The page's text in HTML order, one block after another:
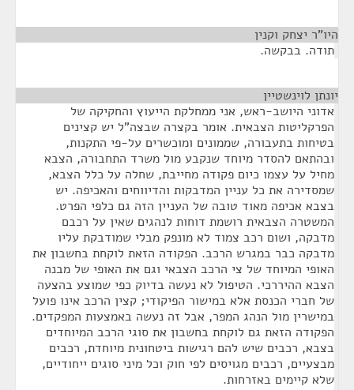
היו"ר יצחק וקנין
תודה. בבקשה.
יונתן לוינשטיין
אדוני היושב-ראש, אני ממחלקת הייעוץ והחקיקה של
הפרקליטות הצבאית. אומר בקצרה שבצה"ל יש קצינים
בטיחות בתעבורה, שממונים ומוכשרים על-פי התקנות,
ובהתאם להסדר מיוחד שנקבע מול משרד התחבורה, הצבא
מחיל על עצמו כיום פקודה מחייבת, שחלה על כלל הצבא,
שמסדירה את כל עניין המדבקות והדיווחים והאכיפה. יש
בצבא אכיפה מאוד טובה של העניין הזה גם כלפי הפרט.
המשטרה הצבאית רושמת דוחות לנהגים שאין על רכבם
מדבקה, ושום רכב צמוד לא מונפק מבלי שמודבקת עליו
מדבקה כבר במגרש הרכב. הפקודה הזאת לוקחת בחשבון את
האופי המיוחד של צי הרכב הצבאי וגם את האופי של מבנה
הצבא ההיררכי. הטיפול לא נעשה בדיוק כפי שמוצע בהצעה
של חברי הכנסת אלא במישור הפיקודי; קצין הרכב אינו פועל
במישרין מול הנהג המפר, אבל זה נעשה באמצעות המפקדים.
הפקודה הזאת גם לוקחת בחשבון את סוגי הרכב המיוחדים
בצבא, רכבים שיש להם רגישות ביטחונית מיוחדת, רכבים
מבצעיים, רכבים מגויסים לפי חוק וכל מיני סוגים ייחודיים,
שלא קיימים באזרחות.